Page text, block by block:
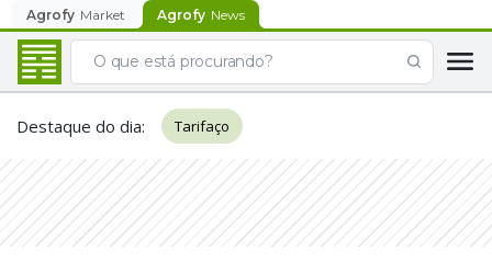
Agrofy Market Agrofy News
Destaque do dia: Tarifaço